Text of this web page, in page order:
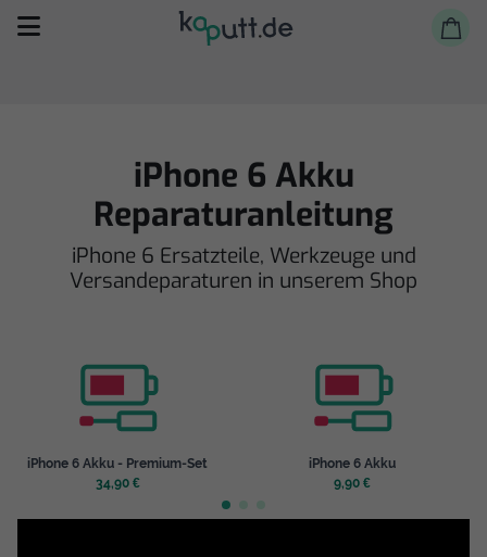
Selbst reparieren
Reparieren lassen
Shop
iPhone 6 Akku
Reparaturanleitung
iPhone 6 Ersatzteile, Werkzeuge und
Versandeparaturen in unserem Shop
iPhone 6 Akku - Premium-Set
34,90 €
iPhone 6 Akku
9,90 €